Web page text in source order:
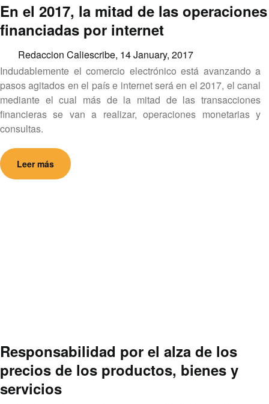
En el 2017, la mitad de las operaciones
financiadas por internet
Redaccion Caliescribe, 14 January, 2017
Indudablemente el comercio electrónico está avanzando a
pasos agitados en el país e internet será en el 2017, el canal
mediante el cual más de la mitad de las transacciones
financieras se van a realizar, operaciones monetarias y
consultas.
Leer más
Responsabilidad por el alza de los
precios de los productos, bienes y
servicios